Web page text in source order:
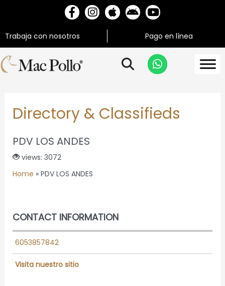
Trabaja con nosotros Pago en línea
Directory & Classifieds
PDV LOS ANDES
views: 3072
Home » PDV LOS ANDES
CONTACT INFORMATION
6053857842
Visita nuestro sitio